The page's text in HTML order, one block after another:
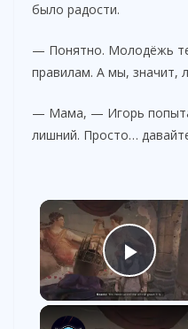
было радости.
— Понятно. Молодёжь
правилам. А мы, значит,
— Мама, — Игорь
лишний. Просто…
Play